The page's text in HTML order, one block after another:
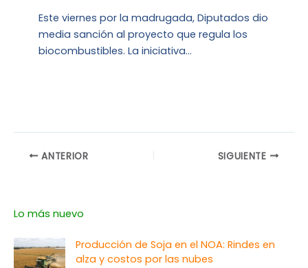
Este viernes por la madrugada, Diputados dio
media sanción al proyecto que regula los
biocombustibles. La iniciativa…
ANTERIOR SIGUIENTE
Lo más nuevo
Producción de Soja en el NOA: Rindes en
alza y costos por las nubes